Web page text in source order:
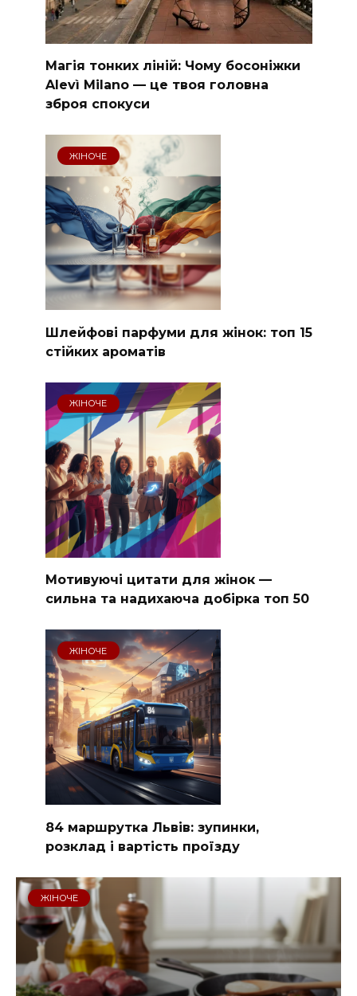
Магія тонких ліній: Чому босоніжки
Alevì Milano — це твоя головна
зброя спокуси
ЖІНОЧЕ
Шлейфові парфуми для жінок: топ 15
стійких ароматів
ЖІНОЧЕ
Мотивуючі цитати для жінок —
сильна та надихаюча добірка топ 50
ЖІНОЧЕ
84 маршрутка Львів: зупинки,
розклад і вартість проїзду
ЖІНОЧЕ